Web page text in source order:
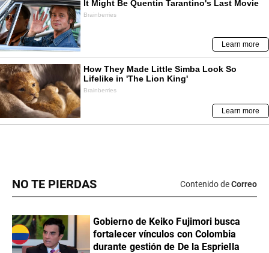
NO TE PIERDAS Contenido deCorreo
Gobierno de Keiko Fujimori busca
fortalecer vínculos con Colombia
durante gestión de De la Espriella